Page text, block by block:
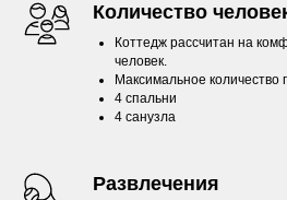
Количество
Коттедж рассчитан на
человек.
Максимальное количество
4 спальни
4 санузла
Развлечения